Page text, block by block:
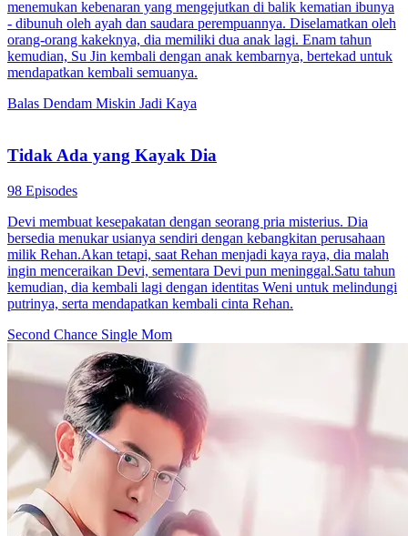
Aku Kaya dari Giok
112 Episodes
Sejak kena pukul di tambang, Rizky Santoso tiba-tiba dapat
kemampuan tembus pandang. Dunia giok pun langsung berubah
total. Orang lain tebak giok pakai ilmu mistis, sementara dia bisa
lihat isi batu kayak X-Ray dan nemu Giok Raja dari limbah. Waktu
Rizky ambil alih wilayah itu, bos besar tambang langsung berubah
sikap.